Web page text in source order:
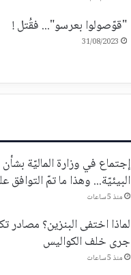
"قوّصولوا بعرسو"... فقُتل !
31/08/2023
إجتماع في وزارة الماليّة
البيئيّة... وهذا ما تمّ التوافق
منذ 5 ساعات
لماذا اختفى البنزين؟ مصادر
جرى خلف الكواليس
منذ 5 ساعات